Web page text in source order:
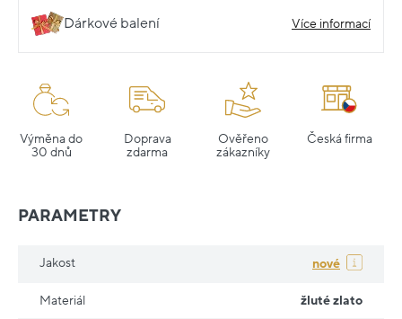
Dárkové balení Více informací
Výměna do
30 dnů
Doprava
zdarma
Ověřeno
zákazníky
Česká firma
PARAMETRY
Jakost nové
Materiál žluté zlato